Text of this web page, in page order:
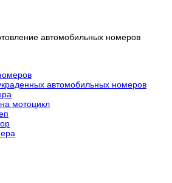
автомобильных номеров
автомобильных номеров
мотоцикл